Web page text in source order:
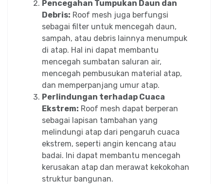
Pencegahan Tumpukan Daun dan
Debris: Roof mesh juga berfungsi
sebagai filter untuk mencegah daun,
sampah, atau debris lainnya menumpuk
di atap. Hal ini dapat membantu
mencegah sumbatan saluran air,
mencegah pembusukan material atap,
dan memperpanjang umur atap.
Perlindungan terhadap Cuaca
Ekstrem: Roof mesh dapat berperan
sebagai lapisan tambahan yang
melindungi atap dari pengaruh cuaca
ekstrem, seperti angin kencang atau
badai. Ini dapat membantu mencegah
kerusakan atap dan merawat kekokohan
struktur bangunan.